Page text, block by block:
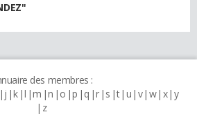
des membres :
j k l m n o p q r s t u v w x y
z